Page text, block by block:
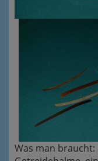
Was man braucht: